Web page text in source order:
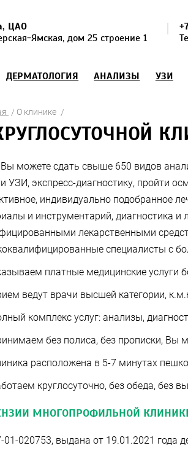
ЦАО
Ямская, дом 25 строение 1
ДЕРМАТОЛОГИЯ АНАЛИЗЫ УЗИ
О клинике
можете сдать свыше 650 видов
УЗИ, экспресс-диагностику, пройти
индивидуально подобранное
и инструментарий, диагностика
лекарственными
специалисты с
платные медицинские услуги
ведут врачи высшей категории,
комплекс услуг: анализы,
без полиса, без прописки, Вы
расположена в 5-7 минутах
круглосуточно, без обеда, без
МНОГОПРОФИЛЬНОЙ
020753, выдана от 19.01.2021 года